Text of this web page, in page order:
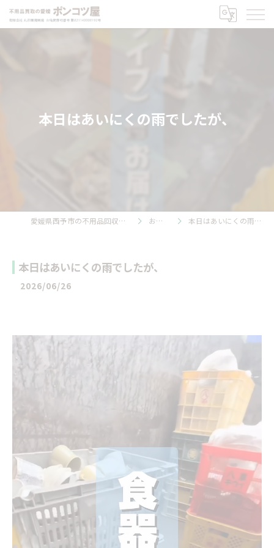
本日はあいにくの雨でしたが、
愛媛県西予市の不用品回収ならポンコツ屋 お知らせ 本日はあいにくの雨でしたが、
本日はあいにくの雨でしたが、
2026/06/26